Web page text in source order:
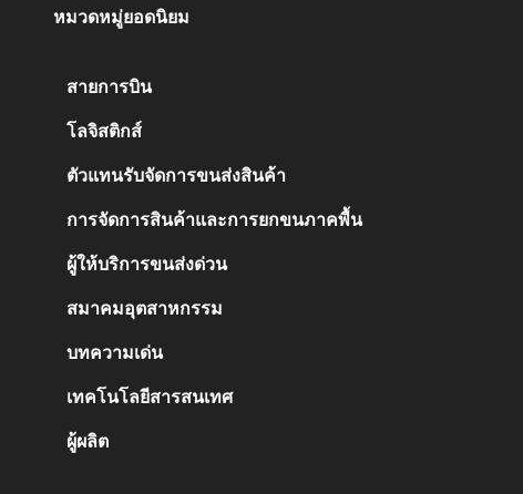
หมวดหมู่ยอดนิยม
สายการบิน
โลจิสติกส์
ตัวแทนรับจัดการขนส่งสินค้า
การจัดการสินค้าและการยกขนภาคพื้น
ผู้ให้บริการขนส่งด่วน
สมาคมอุตสาหกรรม
บทความเด่น
เทคโนโลยีสารสนเทศ
ผู้ผลิต